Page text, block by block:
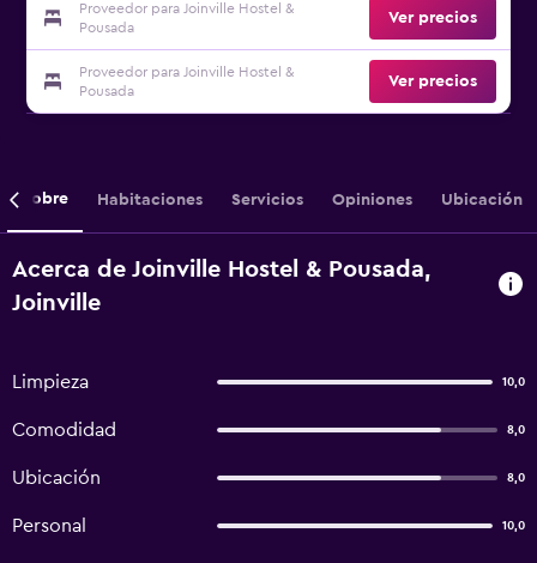
Proveedor para Joinville Hostel &
Pousada
Ver precios
Proveedor para Joinville Hostel &
Pousada
Ver precios
Sobre Habitaciones Servicios Opiniones Ubicación
Acerca de Joinville Hostel & Pousada,
Joinville
Limpieza 10,0
Comodidad 8,0
Ubicación 8,0
Personal 10,0